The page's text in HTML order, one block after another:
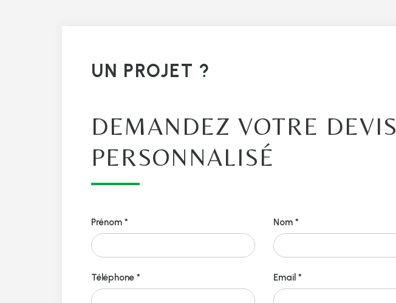
UN PROJET ?
DEMANDEZ VOTRE DEVIS
PERSONNALISÉ
Prénom * Nom *
Téléphone * Email *